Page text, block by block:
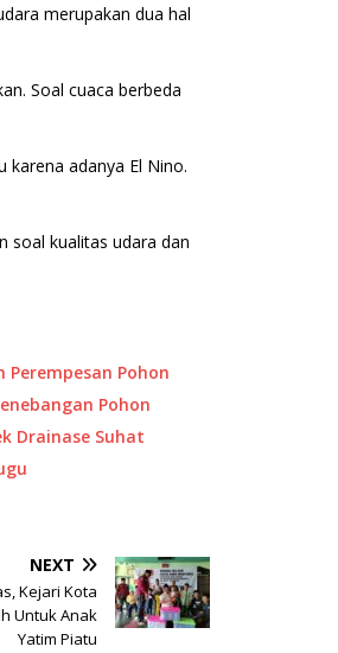
merupakan dua hal
Soal cuaca berbeda
karena adanya El Nino.
soal kualitas udara dan
Pohon
Pohon
Drainase Suhat
NEXT
Kejari Kota
Untuk Anak
Yatim Piatu